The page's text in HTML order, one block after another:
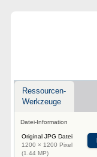
Ressourcen-
Werkzeuge
Datei-Information
Original JPG Datei
1200 × 1200 Pixel
(1.44 MP)